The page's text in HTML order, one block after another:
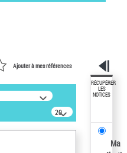
Ajouter à mes références
20
résultats/page
RÉCUPÉRER
LES
NOTICES
Ma